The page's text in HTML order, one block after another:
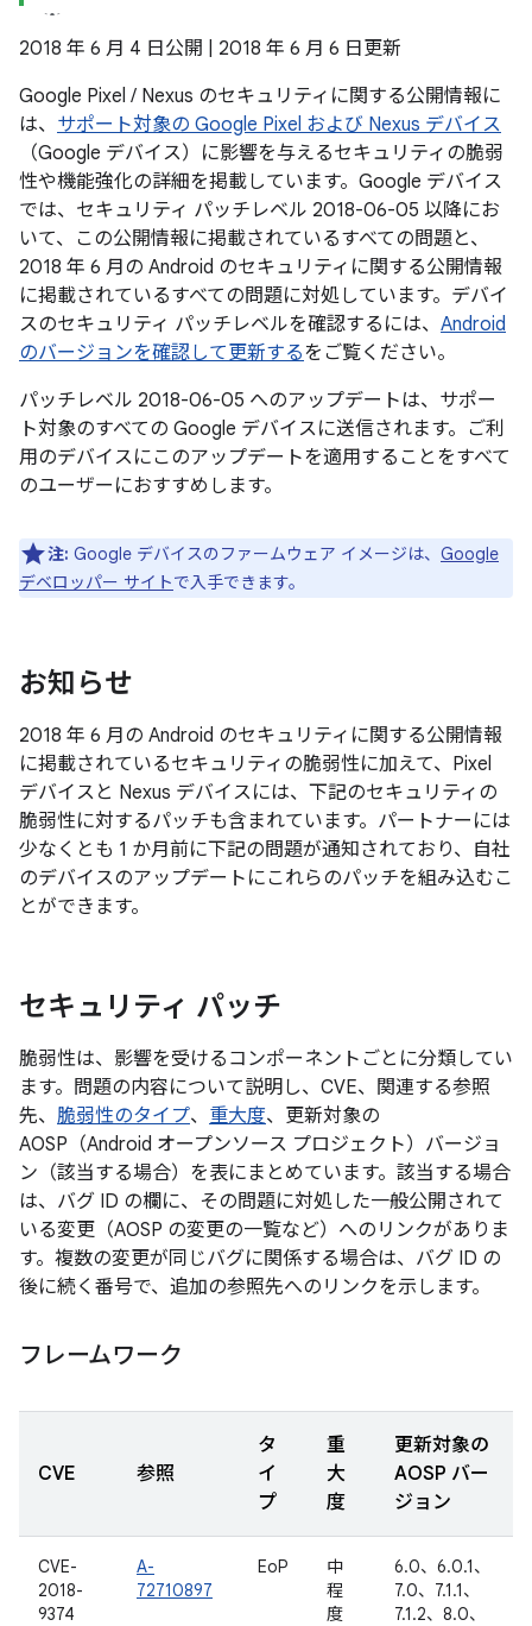
2018 年 6 月 4 日公開 | 2018 年 6 月 6 日更新
Google Pixel / Nexus のセキュリティに関する公開情報に
は、 サポート対象の Google Pixel および Nexus デバイス
（Google デバイス）に影響を与えるセキュリティの脆弱
性や機能強化の詳細を掲載しています。Google デバイス
では、セキュリティ パッチレベル 2018-06-05 以降にお
いて、この公開情報に掲載されているすべての問題と、
2018 年 6 月の Android のセキュリティに関する公開情報
に掲載されているすべての問題に対処しています。デバイ
スのセキュリティ パッチレベルを確認するには、 Android
のバージョンを確認して更新するをご覧ください。
パッチレベル 2018-06-05 へのアップデートは、サポー
ト対象のすべての Google デバイスに送信されます。ご利
用のデバイスにこのアップデートを適用することをすべて
のユーザーにおすすめします。
注: Google デバイスのファームウェア イメージは、 Google
デベロッパー サイトで入手できます。
お知らせ
2018 年 6 月の Android のセキュリティに関する公開情報
に掲載されているセキュリティの脆弱性に加えて、Pixel
デバイスと Nexus デバイスには、下記のセキュリティの
脆弱性に対するパッチも含まれています。パートナーには
少なくとも 1 か月前に下記の問題が通知されており、自社
のデバイスのアップデートにこれらのパッチを組み込むこ
とができます。
セキュリティ パッチ
脆弱性は、影響を受けるコンポーネントごとに分類してい
ます。問題の内容について説明し、CVE、関連する参照
先、 脆弱性のタイプ、 重大度、更新対象の
AOSP（Android オープンソース プロジェクト）バージョ
ン（該当する場合）を表にまとめています。該当する場合
は、バグ ID の欄に、その問題に対処した一般公開されて
いる変更（AOSP の変更の一覧など）へのリンクがありま
す。複数の変更が同じバグに関係する場合は、バグ ID の
後に続く番号で、追加の参照先へのリンクを示します。
フレームワーク
CVE 参照
タ
イ
プ
重
大
度
更新対象の
AOSP バー
ジョン
CVE-
2018-
9374
A-
72710897
EoP
中
程
度
6.0、6.0.1、
7.0、7.1.1、
7.1.2、8.0、